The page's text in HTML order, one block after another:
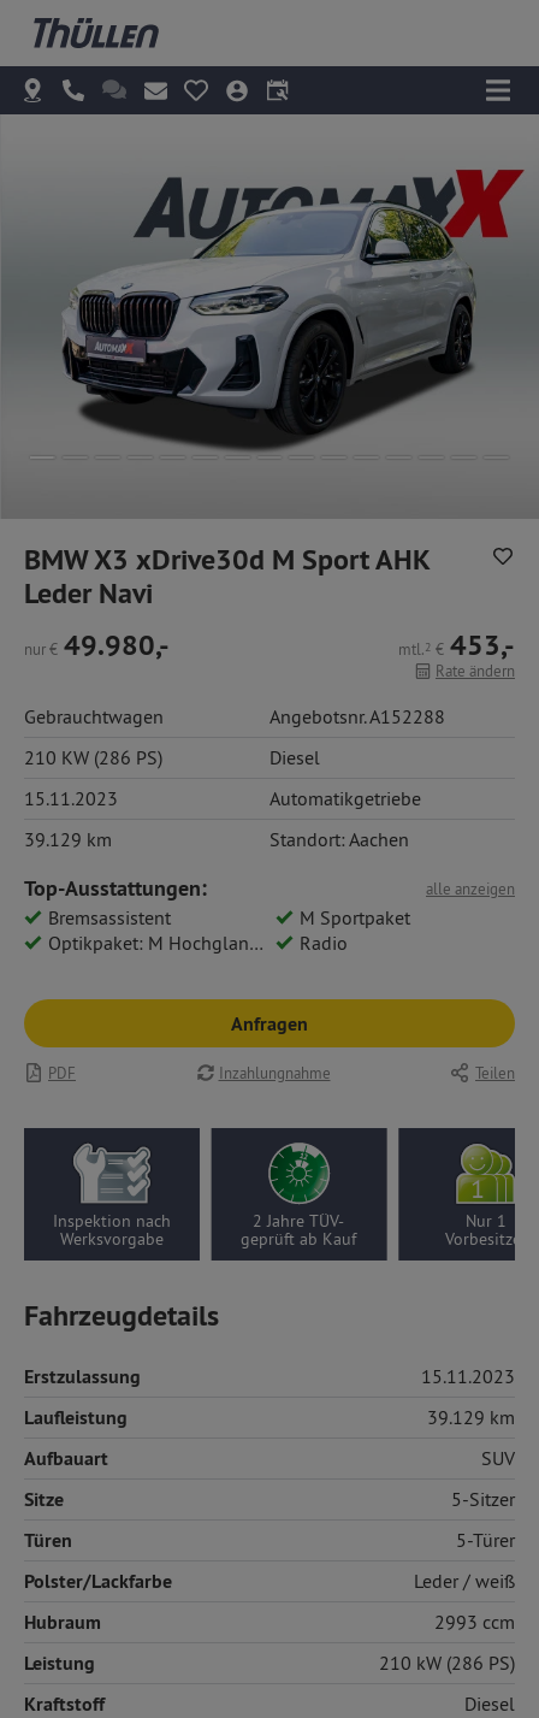
BMW X3 xDrive30d M Sport AHK
Leder Navi
nur€ 49.980,- mtl.2 € 453,-
Rate ändern
Gebrauchtwagen
Angebotsnr. A152288
210 KW (286 PS)
Diesel
15.11.2023
Automatikgetriebe
39.129 km
Standort: Aachen
alle anzeigen
Top-Ausstattungen:
Bremsassistent
M Sportpaket
Optikpaket: M Hochglanz Shadow Line
Radio
Anfragen
PDF Inzahlungnahme Teilen
Inspektion nach
Werksvorgabe
2 Jahre TÜV-
geprüft ab Kauf
Vorbesitzer
Fahrzeugdetails
Erstzulassung 15.11.2023
Laufleistung 39.129 km
Aufbauart SUV
Sitze 5-Sitzer
Türen 5-Türer
Polster/Lackfarbe Leder / weiß
Hubraum 2993 ccm
Leistung 210 kW (286 PS)
Kraftstoff Diesel